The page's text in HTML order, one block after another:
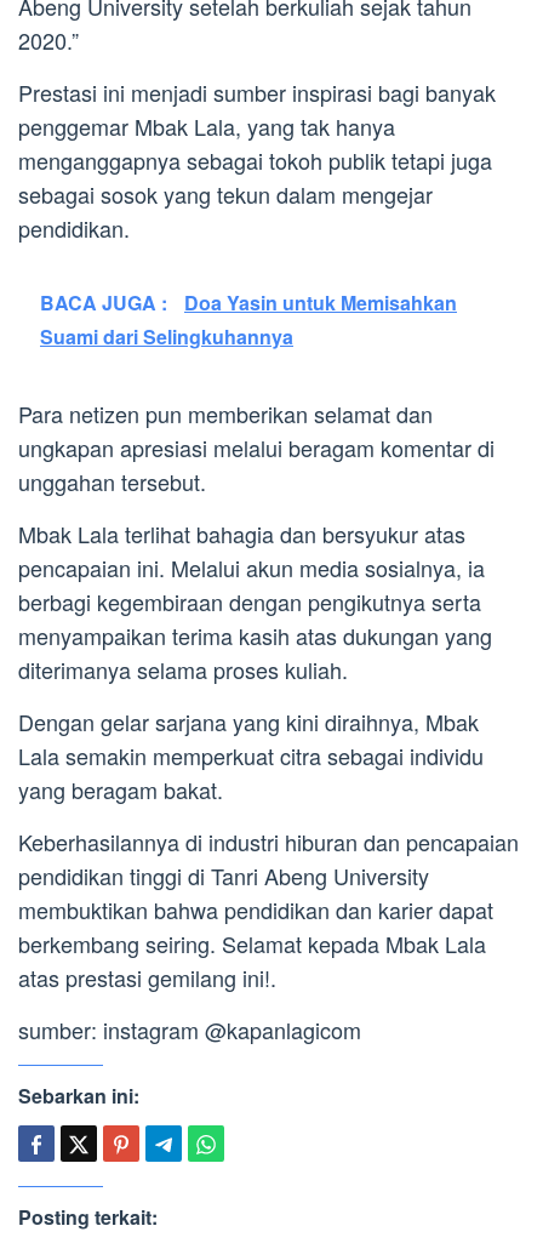
Abeng University setelah berkuliah sejak tahun
2020.⁣”
Prestasi ini menjadi sumber inspirasi bagi banyak
penggemar Mbak Lala, yang tak hanya
menganggapnya sebagai tokoh publik tetapi juga
sebagai sosok yang tekun dalam mengejar
pendidikan.
BACA JUGA :
Doa Yasin untuk Memisahkan
Suami dari Selingkuhannya
Para netizen pun memberikan selamat dan
ungkapan apresiasi melalui beragam komentar di
unggahan tersebut.
Mbak Lala terlihat bahagia dan bersyukur atas
pencapaian ini. Melalui akun media sosialnya, ia
berbagi kegembiraan dengan pengikutnya serta
menyampaikan terima kasih atas dukungan yang
diterimanya selama proses kuliah.
Dengan gelar sarjana yang kini diraihnya, Mbak
Lala semakin memperkuat citra sebagai individu
yang beragam bakat.
Keberhasilannya di industri hiburan dan pencapaian
pendidikan tinggi di Tanri Abeng University
membuktikan bahwa pendidikan dan karier dapat
berkembang seiring. Selamat kepada Mbak Lala
atas prestasi gemilang ini!.
sumber: instagram @kapanlagicom
Sebarkan ini:
Posting terkait: